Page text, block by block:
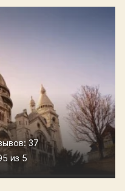
32 Отзывов: 37
из 5